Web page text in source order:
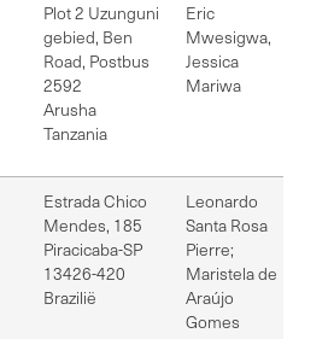
Plot 2 Uzunguni
gebied, Ben
Road, Postbus
2592
Arusha
Tanzania
Eric
Mwesigwa,
Jessica
Mariwa
Estrada Chico
Mendes, 185
Piracicaba-SP
13426-420
Brazilië
Leonardo
Santa Rosa
Pierre;
Maristela de
Araújo
Gomes